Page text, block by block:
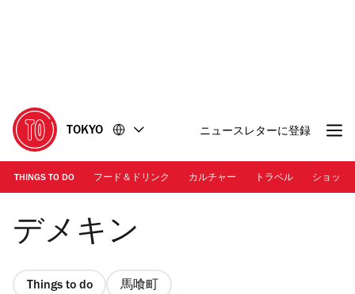
に
移
動
移
動
TOKYO ニュースレターに登録
THINGS TO DO フード＆ドリンク カルチャー トラベル ショッピ
Photo: Kaila Imada
デメキン
Things to do 馬喰町